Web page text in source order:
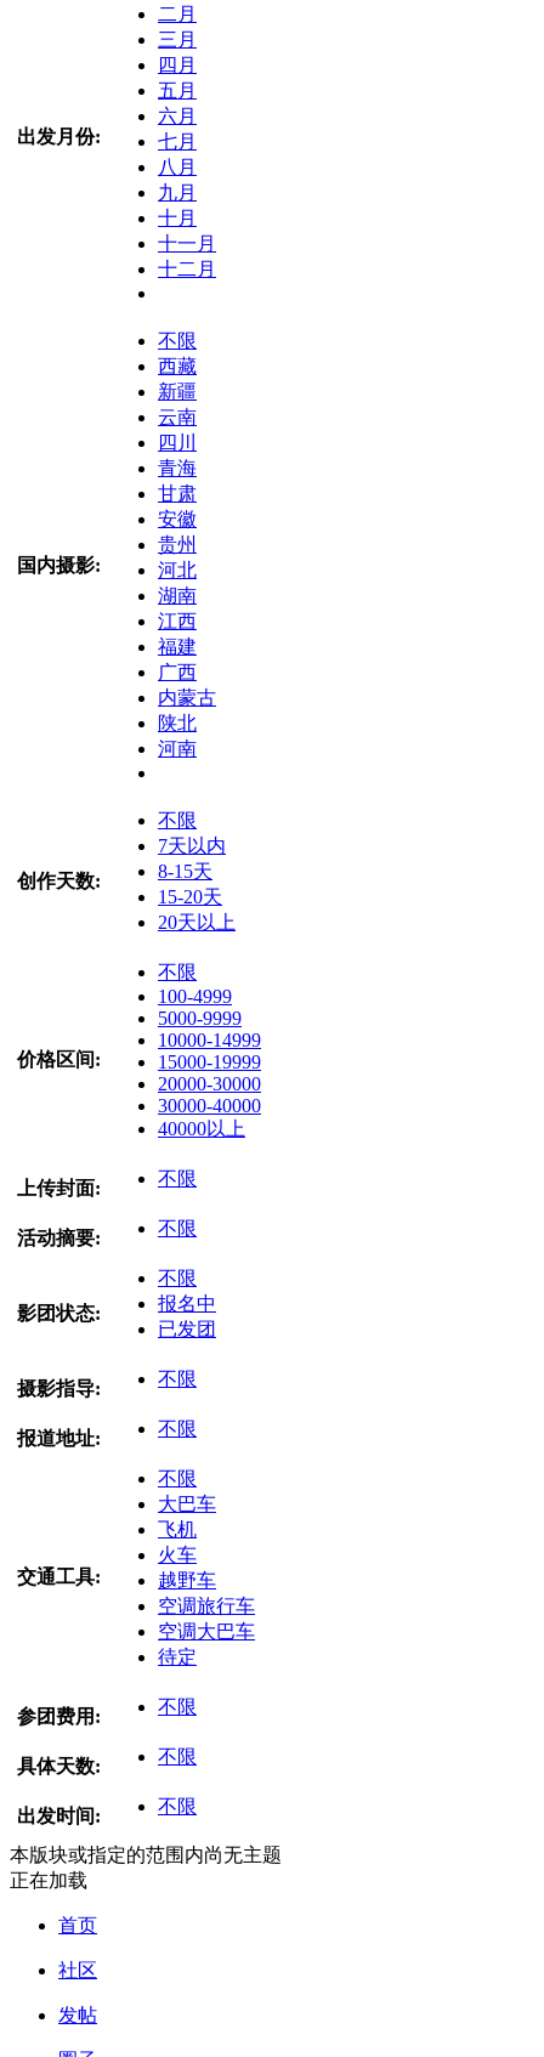
出发月份:
二月
三月
四月
五月
六月
七月
八月
九月
十月
十一月
十二月
国内摄影:
不限
西藏
新疆
云南
四川
青海
甘肃
安徽
贵州
河北
湖南
江西
福建
广西
内蒙古
陕北
河南
创作天数:
不限
7天以内
8-15天
15-20天
20天以上
价格区间:
不限
100-4999
5000-9999
10000-14999
15000-19999
20000-30000
30000-40000
40000以上
上传封面: 不限
活动摘要: 不限
影团状态:
不限
报名中
已发团
摄影指导: 不限
报道地址: 不限
交通工具:
不限
大巴车
飞机
火车
越野车
空调旅行车
空调大巴车
待定
参团费用: 不限
具体天数: 不限
出发时间: 不限
本版块或指定的范围内尚无主题
正在加载
首页
社区
发帖